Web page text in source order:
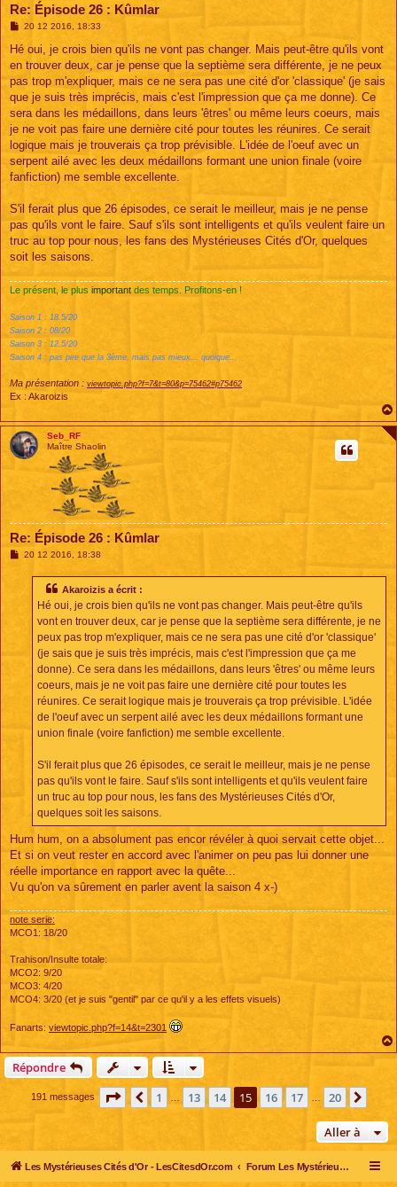
Re: Épisode 26 : Kûmlar
M
s
a
g
20 12 2016, 18:33
Hé oui, je crois bien qu'ils ne vont pas changer. Mais peut-être qu'ils vont
en trouver deux, car je pense que la septième sera différente, je ne peux
pas trop m'expliquer, mais ce ne sera pas une cité d'or 'classique' (je sais
que je suis très imprécis, mais c'est l'impression que ça me donne). Ce
sera dans les médaillons, dans leurs 'êtres' ou même leurs coeurs, mais
je ne voit pas faire une dernière cité pour toutes les réunires. Ce serait
logique mais je trouverais ça trop prévisible. L'idée de l'oeuf avec un
serpent ailé avec les deux médaillons formant une union finale (voire
fanfiction) me semble excellente.
S'il ferait plus que 26 épisodes, ce serait le meilleur, mais je ne pense
pas qu'ils vont le faire. Sauf s'ils sont intelligents et qu'ils veulent faire un
truc au top pour nous, les fans des Mystérieuses Cités d'Or, quelques
soit les saisons.
Le présent, le plus important des temps. Profitons-en !
Saison 1 : 18.5/20
Saison 2 : 08/20
Saison 3 : 12.5/20
Saison 4 : pas pire que la 3ème, mais pas mieux... quoique...
Ma présentation : viewtopic.php?f=7&t=80&p=75462#p75462
Ex : Akaroizis
Seb_RF
Maître Shaolin
Re: Épisode 26 : Kûmlar
M20 12 2016, 18:38
Akaroizis a écrit :
Hé oui, je crois bien qu'ils ne vont pas changer. Mais peut-être qu'ils
vont en trouver deux, car je pense que la septième sera différente, je ne
peux pas trop m'expliquer, mais ce ne sera pas une cité d'or 'classique'
(je sais que je suis très imprécis, mais c'est l'impression que ça me
donne). Ce sera dans les médaillons, dans leurs 'êtres' ou même leurs
coeurs, mais je ne voit pas faire une dernière cité pour toutes les
réunires. Ce serait logique mais je trouverais ça trop prévisible. L'idée
de l'oeuf avec un serpent ailé avec les deux médaillons formant une
union finale (voire fanfiction) me semble excellente.
S'il ferait plus que 26 épisodes, ce serait le meilleur, mais je ne pense
pas qu'ils vont le faire. Sauf s'ils sont intelligents et qu'ils veulent faire
un truc au top pour nous, les fans des Mystérieuses Cités d'Or,
quelques soit les saisons.
Hum hum, on a absolument pas encor révéler à quoi servait cette objet...
Et si on veut rester en accord avec l'animer on peu pas lui donner une
réelle importance en rapport avec la quête...
Vu qu'on va sûrement en parler avent la saison 4 x-)
note serie:
MCO1: 18/20
Trahison/Insulte totale:
MCO2: 9/20
MCO3: 4/20
MCO4: 3/20 (et je suis "gentil" par ce qu'il y a les effets visuels)
Fanarts: viewtopic.php?f=14&t=2301
Répondre
191 messages Page 15 sur 20
Précédente
1 13 14 15 16 17 20
Aller à
Les Mystérieuses Cités d'Or - LesCitesdOr.com Forum Les Mystérieuses Cités d'Or